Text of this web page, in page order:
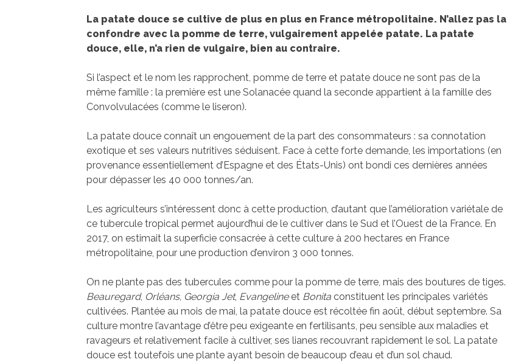
La patate douce se cultive de plus en plus en France métropolitaine. N’allez pas la
confondre avec la pomme de terre, vulgairement appelée patate. La patate
douce, elle, n’a rien de vulgaire, bien au contraire.
Si l’aspect et le nom les rapprochent, pomme de terre et patate douce ne sont pas de la
même famille : la première est une Solanacée quand la seconde appartient à la famille des
Convolvulacées (comme le liseron).
La patate douce connaît un engouement de la part des consommateurs : sa connotation
exotique et ses valeurs nutritives séduisent. Face à cette forte demande, les importations (en
provenance essentiellement d’Espagne et des États-Unis) ont bondi ces dernières années
pour dépasser les 40 000 tonnes/an.
Les agriculteurs s’intéressent donc à cette production, d’autant que l’amélioration variétale de
ce tubercule tropical permet aujourd’hui de le cultiver dans le Sud et l’Ouest de la France. En
2017, on estimait la superficie consacrée à cette culture à 200 hectares en France
métropolitaine, pour une production d’environ 3 000 tonnes.
On ne plante pas des tubercules comme pour la pomme de terre, mais des boutures de tiges.
Beauregard, Orléans, Georgia Jet, Evangeline et Bonita constituent les principales variétés
cultivées. Plantée au mois de mai, la patate douce est récoltée fin août, début septembre. Sa
culture montre l’avantage d’être peu exigeante en fertilisants, peu sensible aux maladies et
ravageurs et relativement facile à cultiver, ses lianes recouvrant rapidement le sol. La patate
douce est toutefois une plante ayant besoin de beaucoup d’eau et d’un sol chaud.